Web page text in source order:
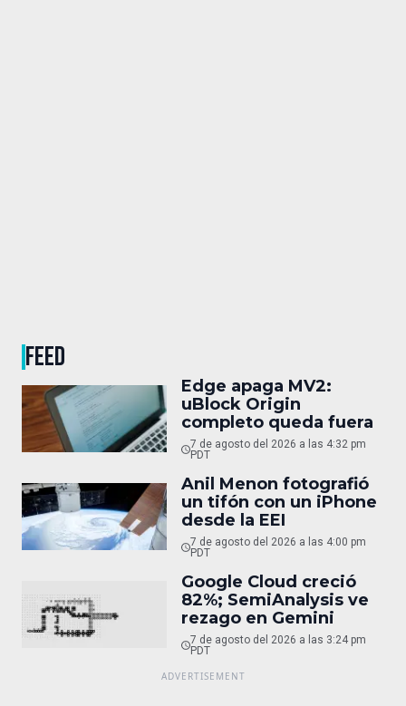
FEED
Edge apaga MV2:
uBlock Origin
completo queda fuera
7 de agosto del 2026 a las 4:32 pm
PDT
Anil Menon fotografió
un tifón con un iPhone
desde la EEI
7 de agosto del 2026 a las 4:00 pm
PDT
Google Cloud creció
82%; SemiAnalysis ve
rezago en Gemini
7 de agosto del 2026 a las 3:24 pm
PDT